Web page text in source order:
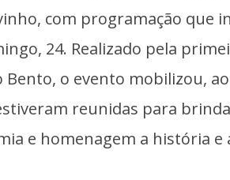
com programação que
24. Realizado pela
o evento mobilizou,
reunidas para
e homenagem a história e